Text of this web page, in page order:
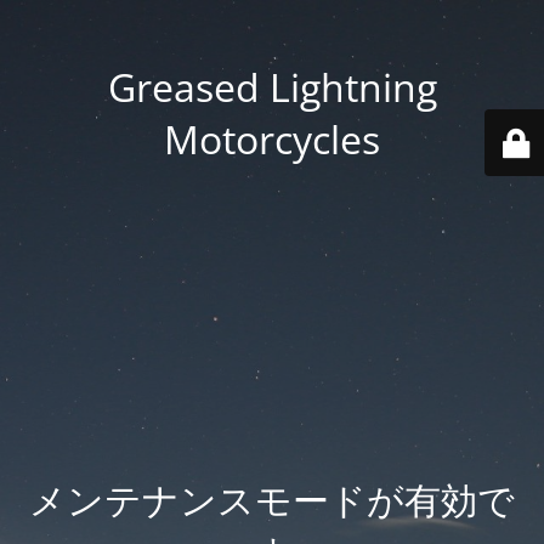
Greased Lightning
Motorcycles
メンテナンスモードが有効で